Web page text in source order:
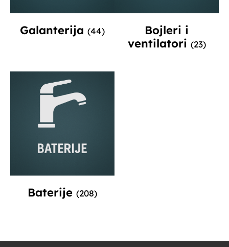
Galanterija (44)
Bojleri i
ventilatori (23)
Baterije (208)